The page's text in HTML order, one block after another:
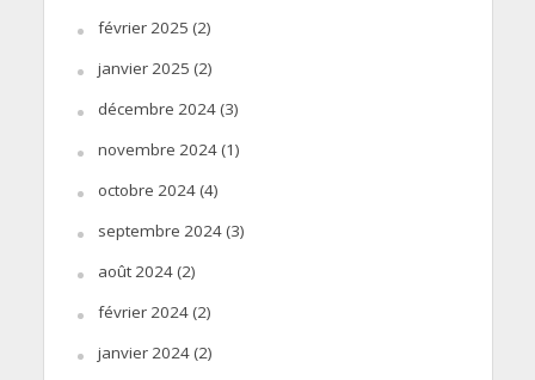
février 2025 (2)
janvier 2025 (2)
décembre 2024(3)
novembre 2024(1)
octobre 2024(4)
septembre 2024(3)
août 2024(2)
février 2024(2)
janvier 2024(2)